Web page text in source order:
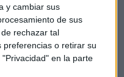
y cambiar sus
de sus
rechazar tal
preferencias o retirar su
en la parte